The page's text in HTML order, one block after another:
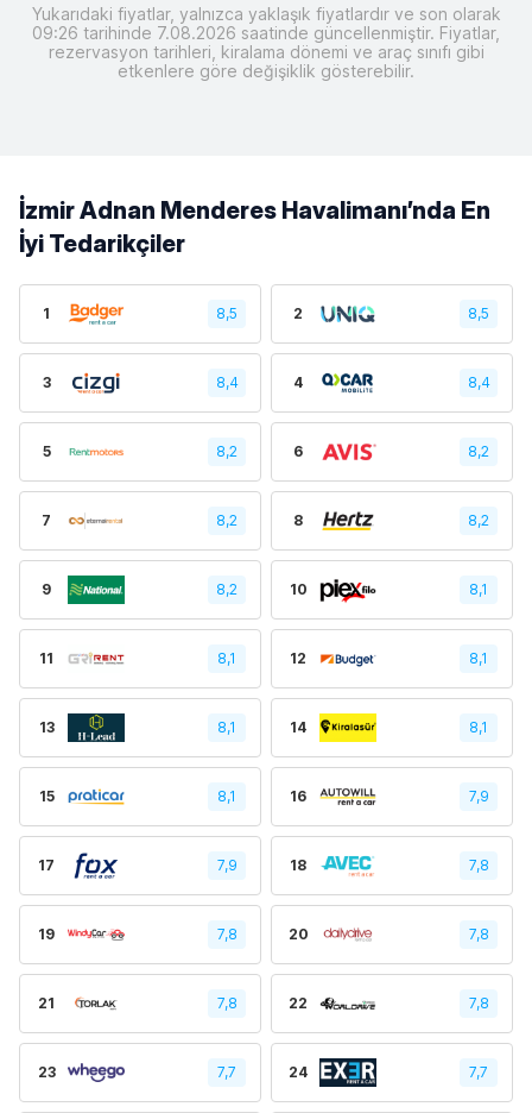
Yukarıdaki fiyatlar, yalnızca yaklaşık fiyatlardır ve son olarak
09:26 tarihinde 7.08.2026 saatinde güncellenmiştir. Fiyatlar,
rezervasyon tarihleri, kiralama dönemi ve araç sınıfı gibi
etkenlere göre değişiklik gösterebilir.
İzmir Adnan Menderes Havalimanı’nda En
İyi Tedarikçiler
1 8,5 2 8,5
3 8,4 4 8,4
5 8,2 6 8,2
7 8,2 8 8,2
9 8,2 10 8,1
11 8,1 12 8,1
13 8,1 14 8,1
15 8,1 16 7,9
17 7,9 18 7,8
19 7,8 20 7,8
21 7,8 22 7,8
23 7,7 24 7,7